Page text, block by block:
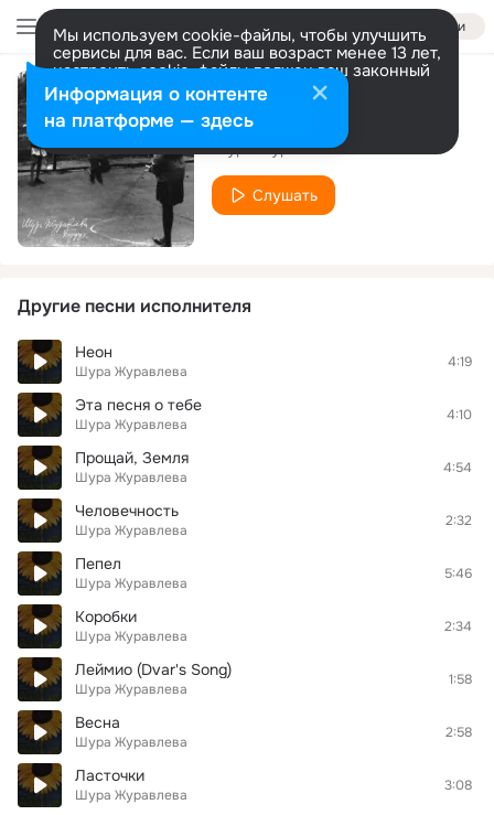
Войти
Мы используем cookie-файлы, чтобы улучшить
сервисы для вас. Если ваш возраст менее 13 лет,
настроить cookie-файлы должен ваш законный
представитель. Больше информации
Разрешить все Настроить
Как ветер
Шура Журавлева
Слушать
Другие песни исполнителя
Неон
Шура Журавлева
4:19
Эта песня о тебе
Шура Журавлева
4:10
Прощай, Земля
Шура Журавлева
4:54
Человечность
Шура Журавлева
2:32
Пепел
Шура Журавлева
5:46
Коробки
Шура Журавлева
2:34
Леймио (Dvar's Song)
Шура Журавлева
1:58
Весна
Шура Журавлева
2:58
Ласточки
Шура Журавлева
3:08
Информация о контенте
на платформе — здесь